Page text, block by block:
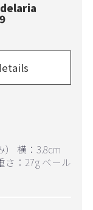
） 横：3.8cm
さ：27g ベール